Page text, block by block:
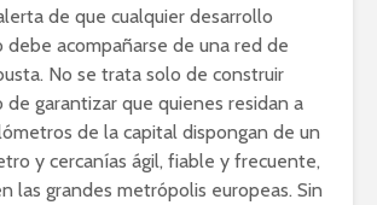
de que cualquier desarrollo
acompañarse de una red de
No se trata solo de construir
de garantizar que quienes residan a
de la capital dispongan de un
y cercanías ágil, fiable y frecuente,
las grandes metrópolis europeas. Sin